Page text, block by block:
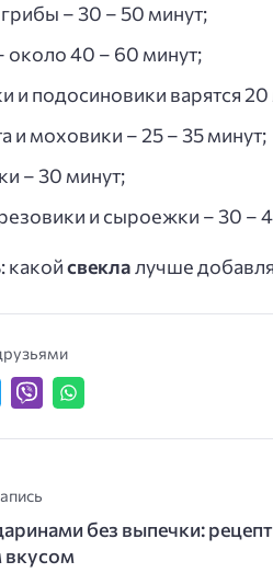
– 30 – 50 минут;
около 40 – 60 минут;
и подосиновики варятся 20
и моховики – 25 – 35 минут;
– 30 минут;
и сыроежки – 30 –
какойсвеклалучше
без выпечки:
вкусом